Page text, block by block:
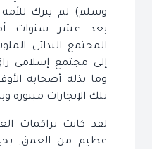
وسلم) لم يترك للأمة
بعد عشر سنوات
المجتمع البدائي
إلى مجتمع إسلامي
وما بذله أصحابه
تلك الإنجازات مبتورة
لقد كانت تراكمات
عظيم من العمق,